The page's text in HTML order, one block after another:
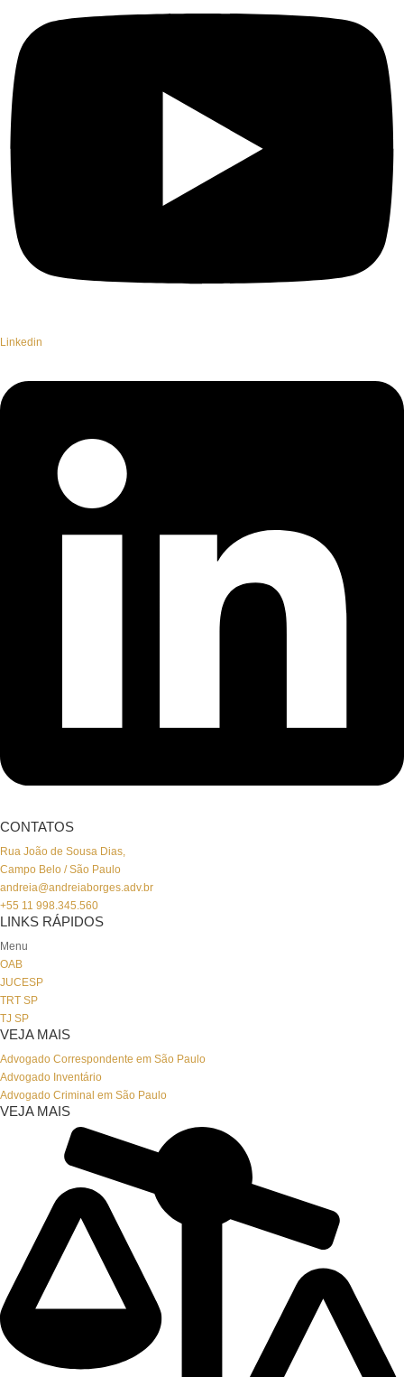
Linkedin
CONTATOS
Rua João de Sousa Dias,
Campo Belo / São Paulo
andreia@andreiaborges.adv.br
+55 11 998.345.560
LINKS RÁPIDOS
Menu
OAB
JUCESP
TRT SP
TJ SP
VEJA MAIS
Advogado Correspondente em São Paulo
Advogado Inventário
Advogado Criminal em São Paulo
VEJA MAIS